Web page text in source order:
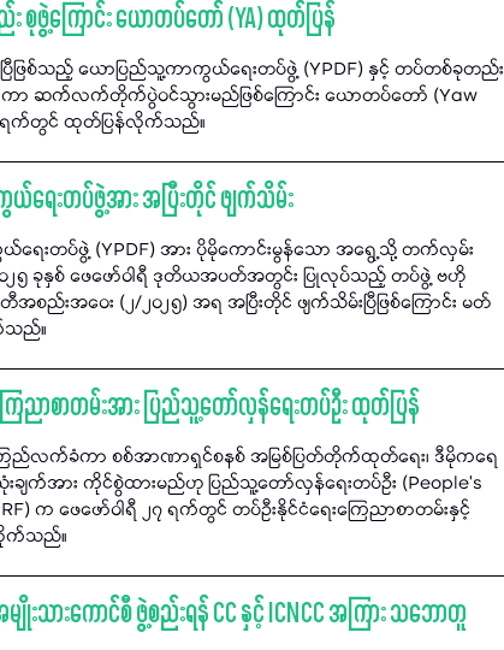
စုဖွဲ့ကြောင်း ယောတပ်တော် (YA) ထုတ်ပြန်
ြီဖြစ်သည့် ယောပြည်သူ့ကာကွယ်ရေးတပ်ဖွဲ့ (YPDF) နှင့် တပ်တစ်ခုတည်း
ဆက်လက်တိုက်ပွဲဝင်သွားမည်ဖြစ်ကြောင်း ယောတပ်တော် (Yaw
ရက်တွင် ထုတ်ပြန်လိုက်သည်။
ရေးတပ်ဖွဲ့အား အပြီးတိုင် ဖျက်သိမ်း
ေးတပ်ဖွဲ့ (YPDF) အား ပိုမိုကောင်းမွန်သော အရွေ့သို့ တက်လှမ်း
၅ ခုနှစ် ဖေဖော်ဝါရီ ဒုတိယအပတ်အတွင်း ပြုလုပ်သည့် တပ်ဖွဲ့ ဗဟို
ည်းအဝေး (၂/၂၀၂၅) အရ အပြီးတိုင် ဖျက်သိမ်းပြီဖြစ်ကြောင်း မတ်
ည်။
ြေညာစာတမ်းအား ပြည်သူ့တော်လှန်ရေးတပ်ဦး ထုတ်ပြန်
လက်ခံကာ စစ်အာဏာရှင်စနစ် အမြစ်ပြတ်တိုက်ထုတ်ရေး၊ ဒီမိုကရေ
မူသုံးချက်အား ကိုင်စွဲထားမည်ဟု ပြည်သူ့တော်လှန်ရေးတပ်ဦး (People’s
က ဖေဖော်ဝါရီ ၂၇ ရက်တွင် တပ်ဦးနိုင်ငံရေးကြေညာစာတမ်းနှင့်
က်သည်။
းသားကောင်စီ ဖွဲ့စည်းရန် CC နှင့် ICNCC အကြား သဘောတူ